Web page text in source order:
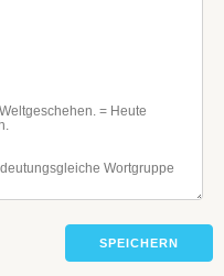
SPEICHERN